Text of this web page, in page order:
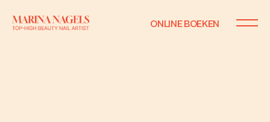
ONLINE BOEKEN